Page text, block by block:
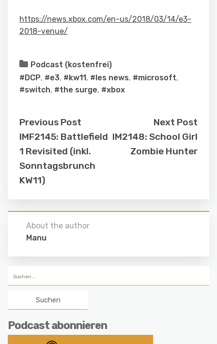
https://news.xbox.com/en-us/2018/03/14/e3-
2018-venue/
Podcast (kostenfrei)
#DCP, #e3, #kw11, #les news, #microsoft,
#switch, #the surge, #xbox
Previous Post
IMF2145: Battlefield
1 Revisited (inkl.
Sonntagsbrunch
KW11)
Next Post
IM2148: School Girl
Zombie Hunter
About the author
Manu
nach:
Podcast abonnieren